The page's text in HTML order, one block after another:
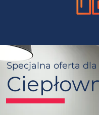
Specjalna oferta dla